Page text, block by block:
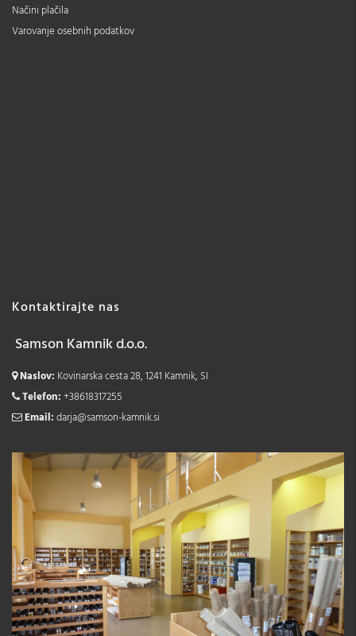
Načini plačila
Varovanje osebnih podatkov
Kontaktirajte nas
Samson Kamnik d.o.o.
Naslov: Kovinarska cesta 28, 1241 Kamnik, SI
Telefon:+38618317255
Email:darja@samson-kamnik.si